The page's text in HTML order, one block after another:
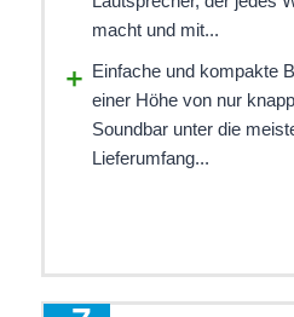
macht und mit...
Einfache und kompakte
einer Höhe von nur
Soundbar unter die
Lieferumfang...